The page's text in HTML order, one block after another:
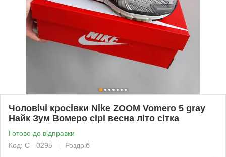
Чоловічі кросівки Nike ZOOM Vomero 5 gray
Найк Зум Вомеро сірі весна літо сітка
Готово до відправки
Код: С - 0295
Роздріб